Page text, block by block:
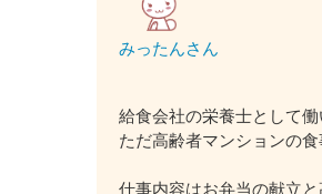
みったんさん
給食会社の栄養士として働
ただ高齢者マンションの
仕事内容はお弁当の献立と